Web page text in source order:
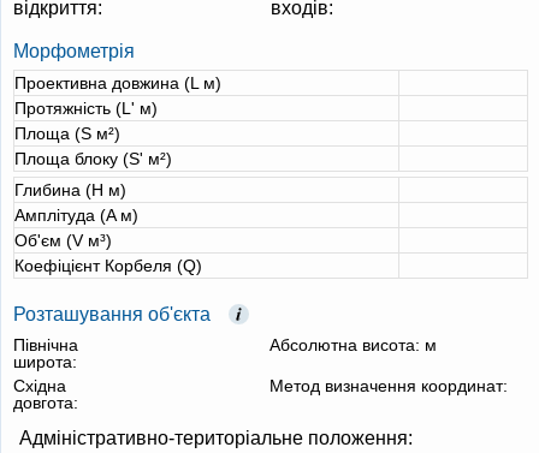
відкриття:
входів:
Морфометрія
Проективна довжина (L м)
Протяжність (L' м)
Площа (S м²)
Площа блоку (S' м²)
Глибина (H м)
Амплітуда (A м)
Об'єм (V м³)
Коефіцієнт Корбеля (Q)
Розташування об'єкта
Північна
широта:
Абсолютна висота: м
Східна
довгота:
Метод визначення координат:
Адміністративно-територіальне положення: